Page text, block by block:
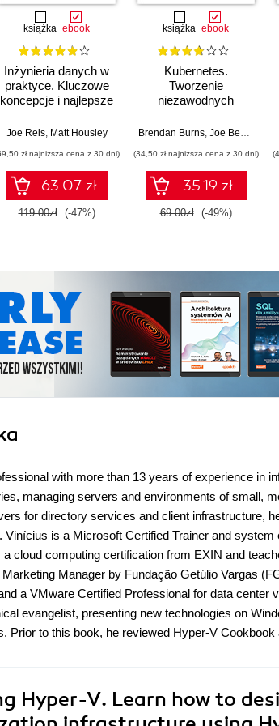
książka ebook
Inżynieria danych w
praktyce. Kluczowe
koncepcje i najlepsze
Joe Reis, Matt Housley
zł najniższa cena z 30 dni)
63.07 zł
119.00zł (-47%)
książka ebook
Kubernetes.
Tworzenie
niezawodnych
rozproszonych.
Brendan Burns, Joe Beda
(34,50 zł najniższa cena z 30 dni)
35.19 zł
69.00zł (-49%)
with more than 13 years of experience in
managing servers and environments of small,
for directory services and client infrastructure,
Vinícius is a Microsoft Certified Trainer and
cloud computing certification from EXIN and
Manager by Fundação Getúlio Vargas
a VMware Certified Professional for data center
evangelist, presenting new technologies on
Prior to this book, he reviewed Hyper-V
Hyper-V. Learn how to